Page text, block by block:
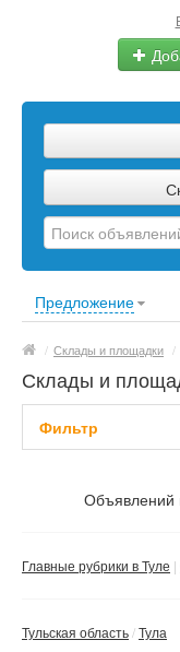
Предложение
/ Склады и площадки /
Склады и
Фильтр
Не важно
Без посредников
Объявлений
Главные рубрики в Туле
Тульская область Тула